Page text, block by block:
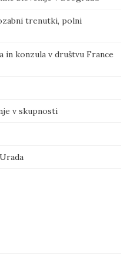
trenutki, polni
in konzula v društvu France
v skupnosti